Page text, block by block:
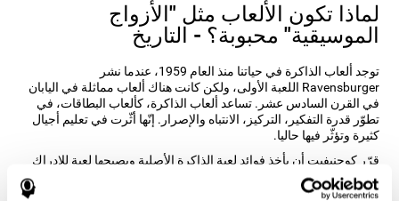
لماذا تكون الألعاب مثل "الأزواج
الموسيقية" محبوبة؟ - التاريخ
توجد ألعاب الذاكرة في حياتنا منذ العام 1959، عندما نشر
Ravensburger اللعبة الأولى، ولكن كانت هناك ألعاب مماثلة في اليابان
في القرن السادس عشر. تساعد ألعاب الذاكرة، كألعاب البطاقات، في
تطوّر قدرة التفكير، التركيز، الانتباه والإصرار. إنّها أثّرت في تعليم أجيال
كثيرة وتؤثّر فيها حاليا.
قرّر كوجنيفيت أن يأخذ فوائد لعبة الذاكرة الأصلية ويصبحها لعبة للإدراك
السمعي، مثل الأزواج الموسيقية. وفقا لعلماء النفس العصبي، إنّه تغيير
مهم، فيساعد المستخدم على تدريب أذنيه والمهارات المعرفية المتعلٌّة